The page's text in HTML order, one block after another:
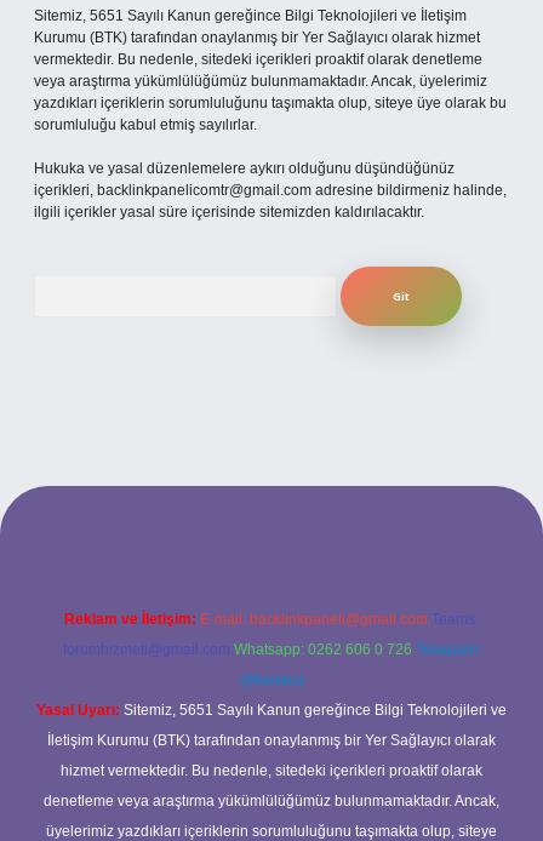
Sitemiz, 5651 Sayılı Kanun gereğince Bilgi Teknolojileri ve İletişim
Kurumu (BTK) tarafından onaylanmış bir Yer Sağlayıcı olarak hizmet
vermektedir. Bu nedenle, sitedeki içerikleri proaktif olarak denetleme
veya araştırma yükümlülüğümüz bulunmamaktadır. Ancak, üyelerimiz
yazdıkları içeriklerin sorumluluğunu taşımakta olup, siteye üye olarak bu
sorumluluğu kabul etmiş sayılırlar.
Hukuka ve yasal düzenlemelere aykırı olduğunu düşündüğünüz
içerikleri, backlinkpanelicomtr@gmail.com adresine bildirmeniz halinde,
ilgili içerikler yasal süre içerisinde sitemizden kaldırılacaktır.
Reklam ve İletişim: E-mail: backlinkpaneli@gmail.com Teams:
forumhizmeti@gmail.com Whatsapp: 0262 606 0 726 Telegram:
@karabul
Yasal Uyarı: Sitemiz, 5651 Sayılı Kanun gereğince Bilgi Teknolojileri ve
İletişim Kurumu (BTK) tarafından onaylanmış bir Yer Sağlayıcı olarak
hizmet vermektedir. Bu nedenle, sitedeki içerikleri proaktif olarak
denetleme veya araştırma yükümlülüğümüz bulunmamaktadır. Ancak,
üyelerimiz yazdıkları içeriklerin sorumluluğunu taşımakta olup, siteye